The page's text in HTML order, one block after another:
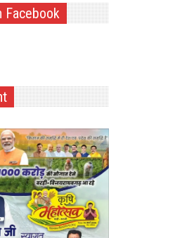
Facebook